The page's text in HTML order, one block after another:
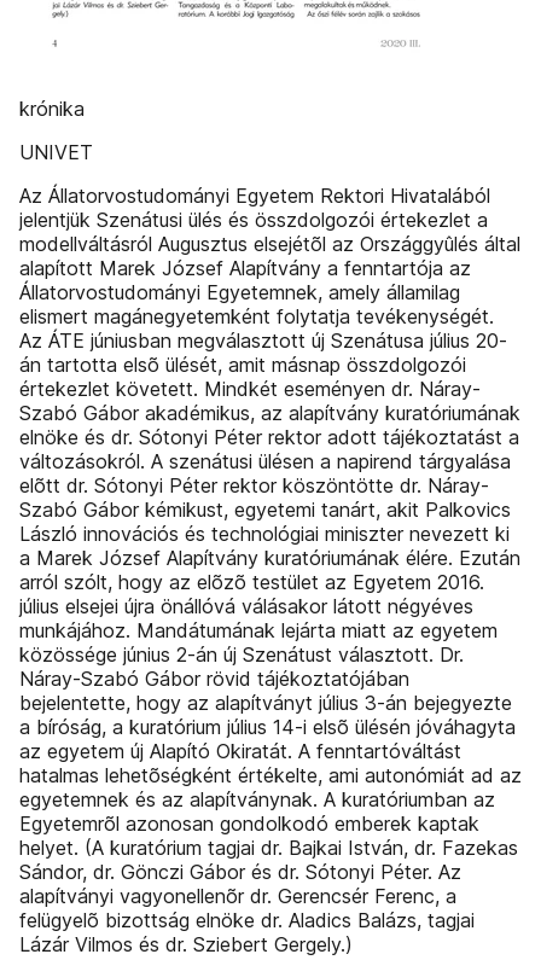
krónika
UNIVET
Az Állatorvostudományi Egyetem Rektori Hivatalából
jelentjük Szenátusi ülés és összdolgozói értekezlet a
modellváltásról Augusztus elsejétõl az Országgyûlés által
alapított Marek József Alapítvány a fenntartója az
Állatorvostudományi Egyetemnek, amely államilag
elismert magánegyetemként folytatja tevékenységét.
Az ÁTE júniusban megválasztott új Szenátusa július 20-
án tartotta elsõ ülését, amit másnap összdolgozói
értekezlet követett. Mindkét eseményen dr. Náray-
Szabó Gábor akadémikus, az alapítvány kuratóriumának
elnöke és dr. Sótonyi Péter rektor adott tájékoztatást a
változásokról. A szenátusi ülésen a napirend tárgyalása
elõtt dr. Sótonyi Péter rektor köszöntötte dr. Náray-
Szabó Gábor kémikust, egyetemi tanárt, akit Palkovics
László innovációs és technológiai miniszter nevezett ki
a Marek József Alapítvány kuratóriumának élére. Ezután
arról szólt, hogy az elõzõ testület az Egyetem 2016.
július elsejei újra önállóvá válásakor látott négyéves
munkájához. Mandátumának lejárta miatt az egyetem
közössége június 2-án új Szenátust választott. Dr.
Náray-Szabó Gábor rövid tájékoztatójában
bejelentette, hogy az alapítványt július 3-án bejegyezte
a bíróság, a kuratórium július 14-i elsõ ülésén jóváhagyta
az egyetem új Alapító Okiratát. A fenntartóváltást
hatalmas lehetõségként értékelte, ami autonómiát ad az
egyetemnek és az alapítványnak. A kuratóriumban az
Egyetemrõl azonosan gondolkodó emberek kaptak
helyet. (A kuratórium tagjai dr. Bajkai István, dr. Fazekas
Sándor, dr. Gönczi Gábor és dr. Sótonyi Péter. Az
alapítványi vagyonellenõr dr. Gerencsér Ferenc, a
felügyelõ bizottság elnöke dr. Aladics Balázs, tagjai
Lázár Vilmos és dr. Sziebert Gergely.)